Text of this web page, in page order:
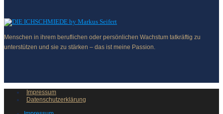
Menschen in ihrem beruflichen oder persönlichen Wachstum tatkräftig zu
unterstützen und sie zu stärken – das ist meine Passion.
Impressum
Datenschutzerklärung